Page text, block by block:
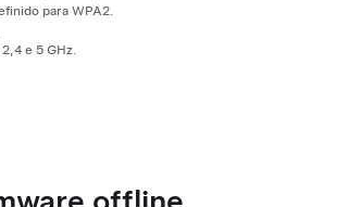
para WPA2.
e 5 GHz.